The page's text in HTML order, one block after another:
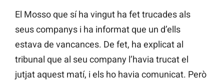
El Mosso que sí ha vingut ha fet trucades als
seus companys i ha informat que un d’ells
estava de vancances. De fet, ha explicat al
tribunal que al seu company l’havia trucat el
jutjat aquest matí, i els ho havia comunicat. Però